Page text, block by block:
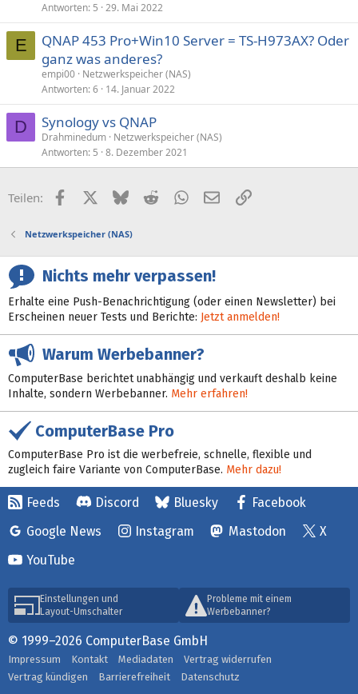
Antworten 5 29. Mai 2022
E
QNAP 453 Pro+Win10 Server = TS-H973AX? Oder
ganz was anderes?
empi00 Netzwerkspeicher (NAS)
Antworten 6 14. Januar 2022
D Synology vs QNAP
Drahminedum Netzwerkspeicher (NAS)
Antworten 5 8. Dezember 2021
Teilen: FacebookX (Twitter)
BlueskyRedditWhatsApp
E-MailLink
Netzwerkspeicher (NAS)
Nichts mehr verpassen!
Erhalte eine Push-Benachrichtigung (oder einen Newsletter) bei
Erscheinen neuer Tests und Berichte: Jetzt anmelden!
Warum Werbebanner?
ComputerBase berichtet unabhängig und verkauft deshalb keine
Inhalte, sondern Werbebanner. Mehr erfahren!
ComputerBase Pro
ComputerBase Pro ist die werbefreie, schnelle, flexible und
zugleich faire Variante von ComputerBase. Mehr dazu!
Feeds Discord Bluesky
Facebook
Google News
Instagram Mastodon
X
YouTube
Einstellungen und
Layout-Umschalter
Probleme mit einem
Werbebanner?
© 1999–2026 ComputerBase GmbH
Impressum Kontakt Mediadaten
Vertrag widerrufen
Vertrag kündigen
Barrierefreiheit Datenschutz